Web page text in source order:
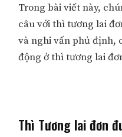
Trong bài viết này,
câu với thì tương lai
và nghi vấn phủ định,
động ở thì tương lai
Thì Tương lai đơn